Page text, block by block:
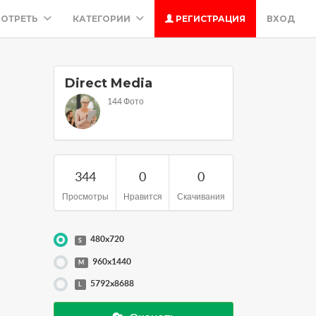
КАТЕГОРИИ РЕГИСТРАЦИЯ ВХОД
Direct Media
144 Фото
344
Просмотры
0
Нравится
0
Скачивания
S 480x720
M 960x1440
L 5792x8688